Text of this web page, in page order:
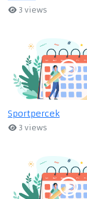
3 views
Sportpercek
3 views